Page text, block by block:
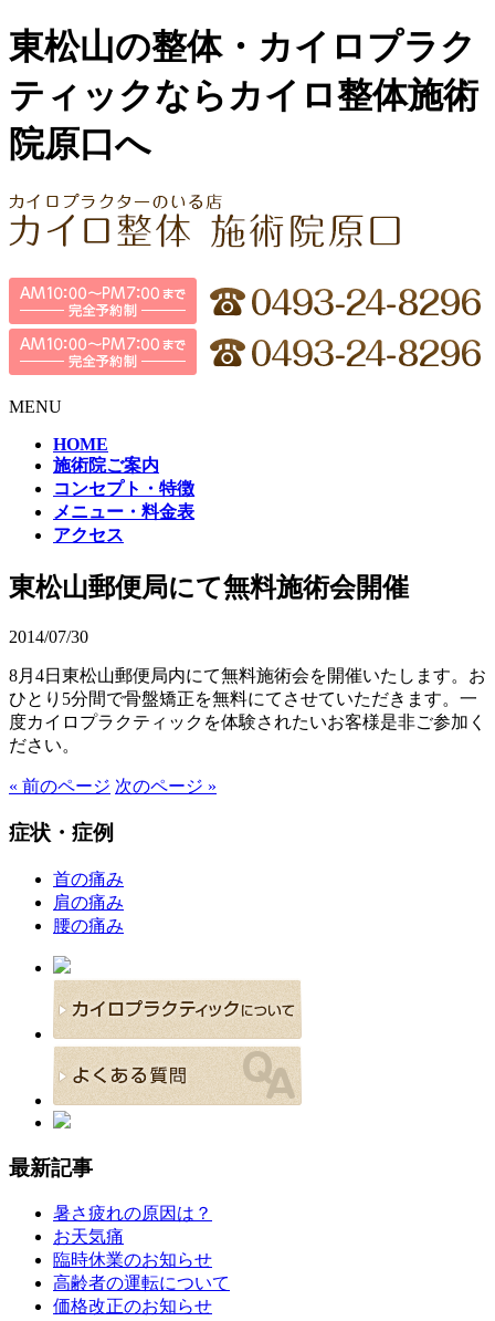
東松山の整体・カイロプラク
ティックならカイロ整体施術
院原口へ
MENU
HOME
施術院ご案内
コンセプト・特徴
メニュー・料金表
アクセス
東松山郵便局にて無料施術会開催
2014/07/30
8月4日東松山郵便局内にて無料施術会を開催いたします。お
ひとり5分間で骨盤矯正を無料にてさせていただきます。一
度カイロプラクティックを体験されたいお客様是非ご参加く
ださい。
« 前のページ 次のページ »
症状・症例
首の痛み
肩の痛み
腰の痛み
最新記事
暑さ疲れの原因は？
お天気痛
臨時休業のお知らせ
高齢者の運転について
価格改正のお知らせ